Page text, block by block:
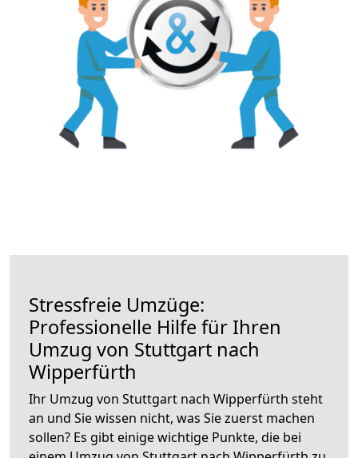
Stressfreie Umzüge:
Professionelle Hilfe für Ihren
Umzug von Stuttgart nach
Wipperfürth
Ihr Umzug von Stuttgart nach Wipperfürth steht
an und Sie wissen nicht, was Sie zuerst machen
sollen? Es gibt einige wichtige Punkte, die bei